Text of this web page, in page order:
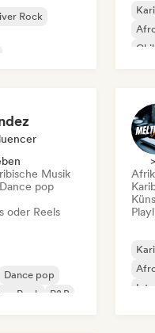
Rock
Musik
Dance pop
oder Reels
Dance pop
Rock R&B